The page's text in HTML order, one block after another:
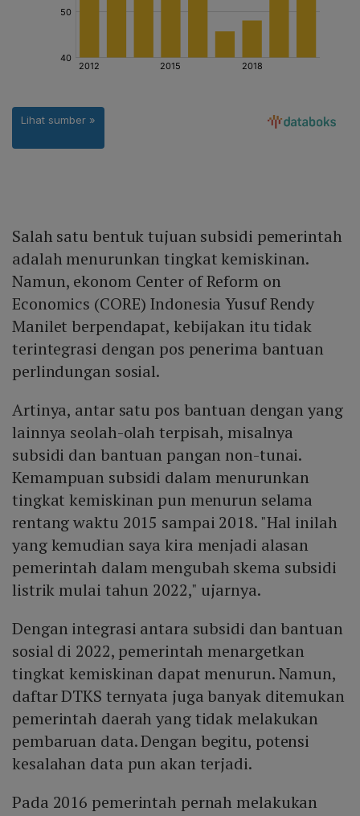
Salah satu bentuk tujuan subsidi pemerintah
adalah menurunkan tingkat kemiskinan.
Namun, ekonom Center of Reform on
Economics (CORE) Indonesia Yusuf Rendy
Manilet berpendapat, kebijakan itu tidak
terintegrasi dengan pos penerima bantuan
perlindungan sosial.
Artinya, antar satu pos bantuan dengan yang
lainnya seolah-olah terpisah, misalnya
subsidi dan bantuan pangan non-tunai.
Kemampuan subsidi dalam menurunkan
tingkat kemiskinan pun menurun selama
rentang waktu 2015 sampai 2018. "Hal inilah
yang kemudian saya kira menjadi alasan
pemerintah dalam mengubah skema subsidi
listrik mulai tahun 2022," ujarnya.
Dengan integrasi antara subsidi dan bantuan
sosial di 2022, pemerintah menargetkan
tingkat kemiskinan dapat menurun. Namun,
daftar DTKS ternyata juga banyak ditemukan
pemerintah daerah yang tidak melakukan
pembaruan data. Dengan begitu, potensi
kesalahan data pun akan terjadi.
Pada 2016 pemerintah pernah melakukan